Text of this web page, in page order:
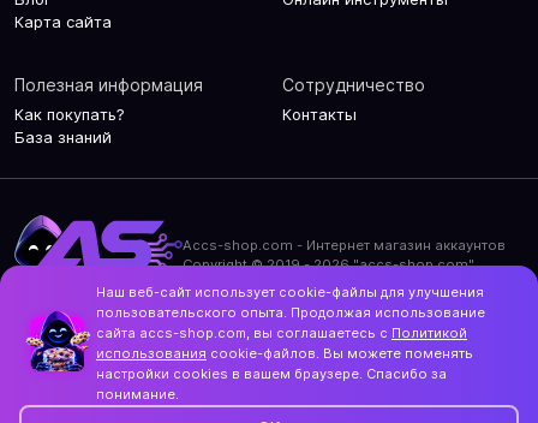
Карта сайта
Полезная информация
Как покупать?
База знаний
Сотрудничество
Контакты
Accs-shop.com - Интернет магазин аккаунтов
Copyright © 2019 - 2026 "accs-shop.com"
Политика использования cookie-файлов
Контакты и актуальный адрес сайта
Structo
Дизайн и разработка
Наш веб-сайт использует cookie-файлы для улучшения
пользовательского опыта. Продолжая использование
сайта accs-shop.com, вы соглашаетесь с Политикой
использования cookie-файлов. Вы можете поменять
настройки cookies в вашем браузере. Спасибо за
понимание.